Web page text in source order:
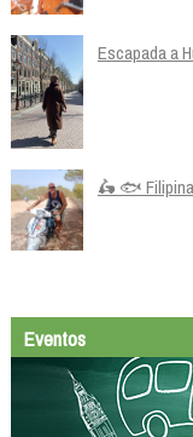
Escapada a
🛵 🐟
Eventos